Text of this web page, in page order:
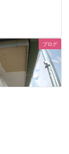
ブログ